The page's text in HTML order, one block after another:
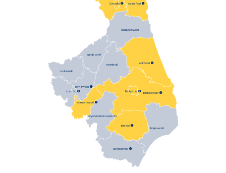
augustowski
białostocki 
bielski
grajewski
hajnowski
kolneński
łomżyński
moniecki
sejneński
siemiatycki
sokólski 
wysokomazowiecki
zambrowski
Białystok
Łomża
Suwałki